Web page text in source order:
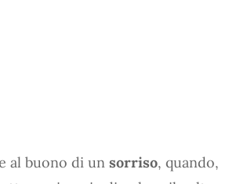
al buono di un sorriso, quando,